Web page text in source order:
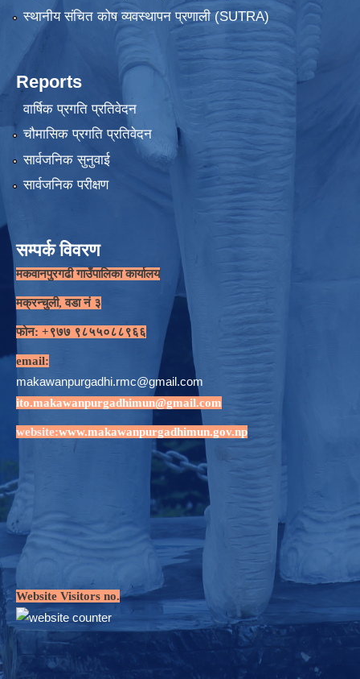
स्थानीय संचित कोष व्यवस्थापन प्रणाली (SUTRA)
Reports
वार्षिक प्रगति प्रतिवेदन
चौमासिक प्रगति प्रतिवेदन
सार्वजनिक सुनुवाई
सार्वजनिक परीक्षण
सम्पर्क विवरण
मकवानपुरगढी गाउँपालिका कार्यालय
मक्रन्चुली, वडा नं ३
फोन: +९७७ ९८५५०८८९६६
email:
makawanpurgadhi.rmc@gmail.com
ito.makawanpurgadhimun@gmail.com
website:www.makawanpurgadhimun.gov.np
Website Visitors no.